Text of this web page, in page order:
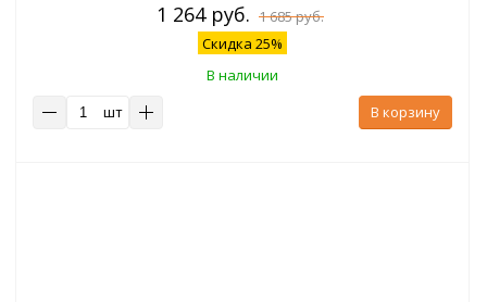
1 264 руб. 1 685 руб.
Скидка 25%
В наличии
шт
В корзину